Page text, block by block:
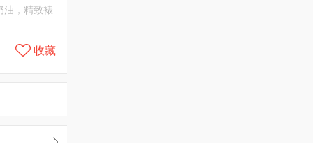
油，精致裱
收藏